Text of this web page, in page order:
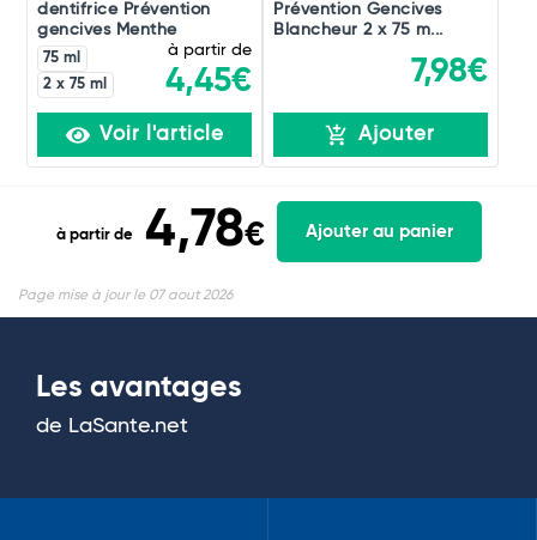
dentifrice Prévention
gencives Menthe
75 ml
2 x 75 ml
à partir de
4,45€
Voir l'article
Prévention Gencives
Blancheur 2 x 75 m...
7,98€
Ajouter
à partir de 4,78€ Ajouter au panier
Page mise à jour le 07 aout 2026
Les avantages
de LaSante.net